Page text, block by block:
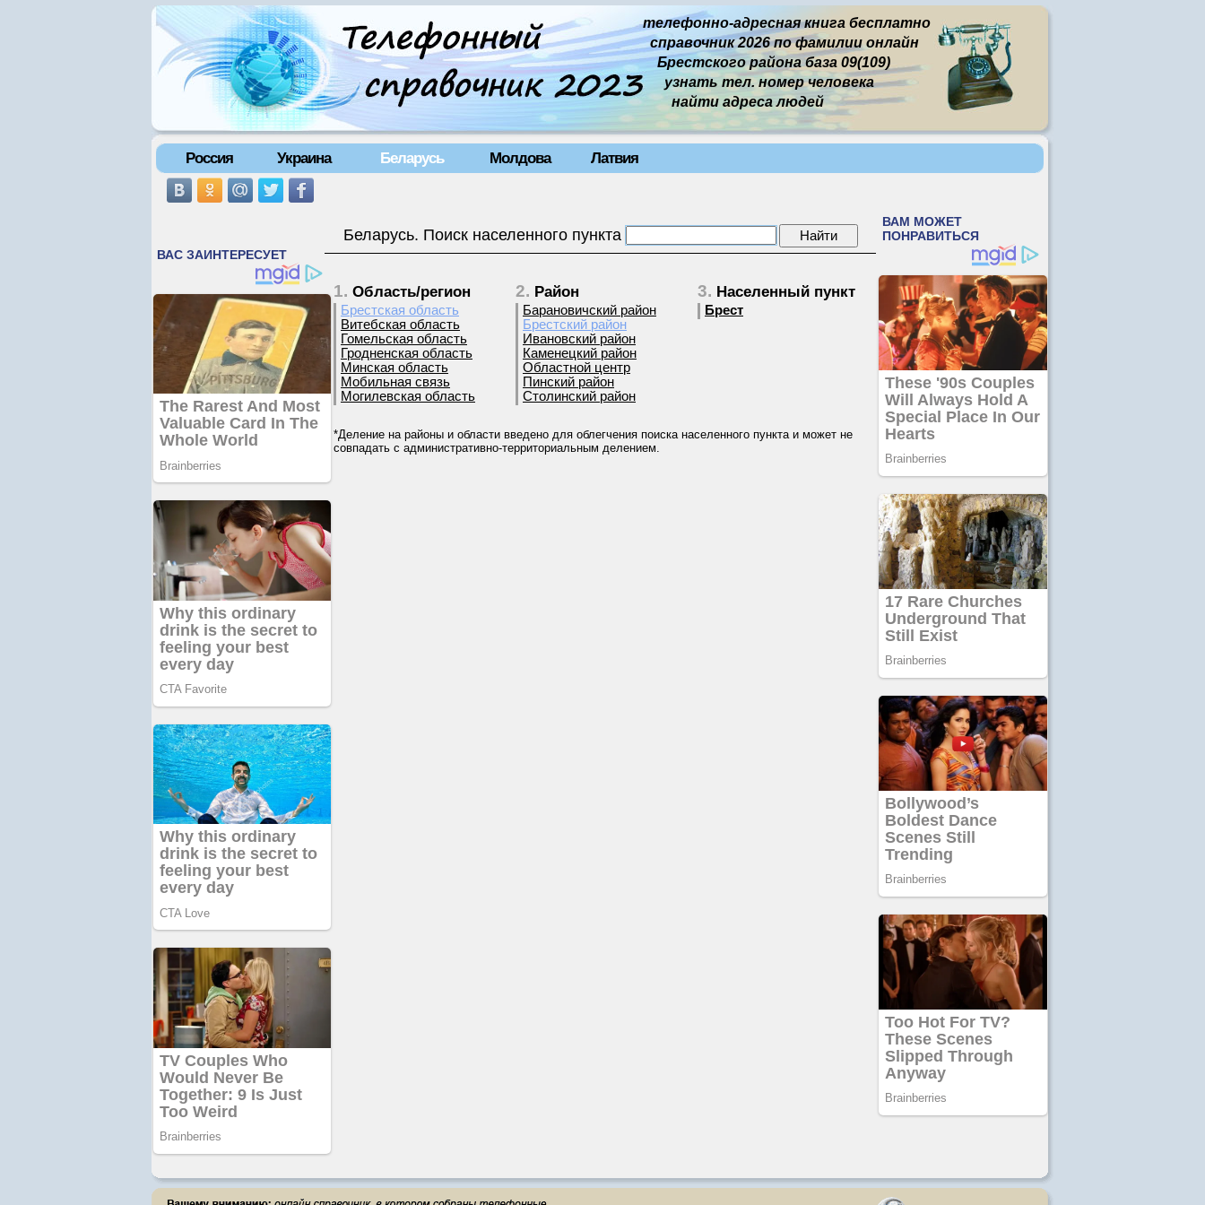
телефонно-адресная книга бесплатно
справочник 2026 по фамилии онлайн
Брестского района база 09(109)
узнать тел. номер человека
найти адреса людей
Россия Украина Беларусь Молдова Латвия
Беларусь. Поиск населенного пункта
1. Область/регион
Брестская область
Витебская область
Гомельская область
Гродненская область
Минская область
Мобильная связь
Могилевская область
2. Район
Барановичский район
Брестский район
Ивановский район
Каменецкий район
Областной центр
Пинский район
Столинский район
3. Населенный пункт
Брест
*Деление на районы и области введено для облегчения поиска населенного пункта и может не
совпадать с административно-территориальным делением.